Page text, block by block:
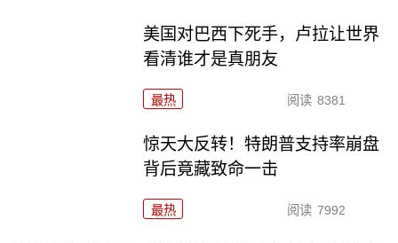
美国对巴西下死手，卢拉让世界
看清谁才是真朋友
最热 阅读 8381
惊天大反转！特朗普支持率崩盘
背后竟藏致命一击
最热 阅读 7992